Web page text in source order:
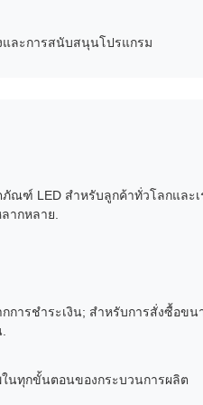
และการสนับสนุนโปรแกรม
ฑ์ LED สําหรับลูกค้าทั่วโลกและเ
ากหลาย.
ารชําระเงิน; สําหรับการสั่งซื้อข
นทุกขั้นตอนของกระบวนการผลิต